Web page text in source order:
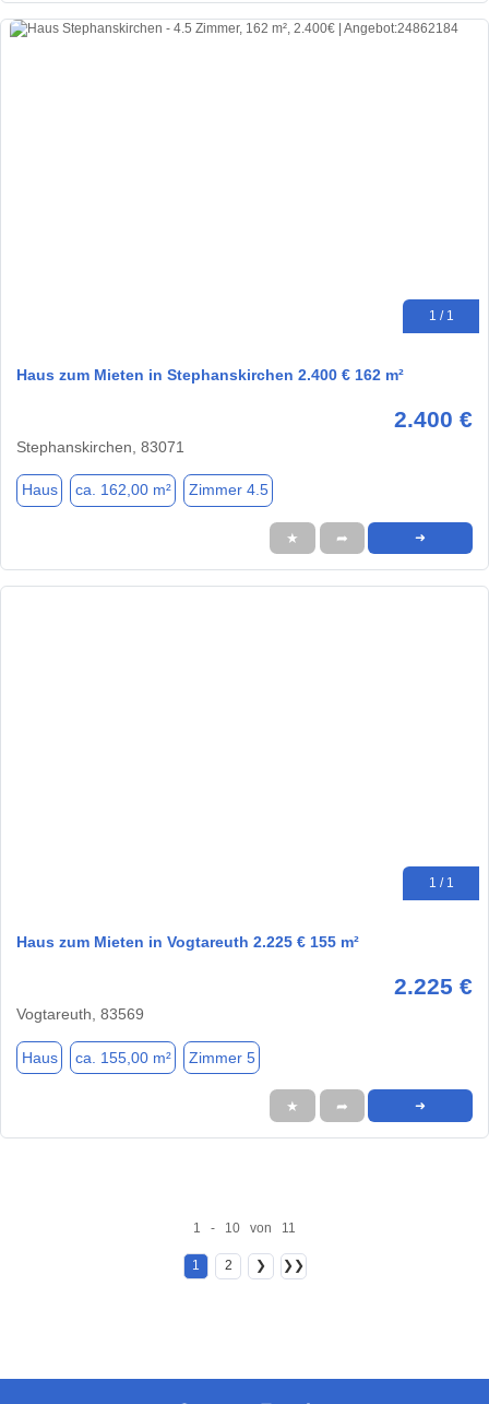
1 / 1
Haus zum Mieten in Stephanskirchen 2.400 € 162 m²
2.400 €
Stephanskirchen, 83071
Haus ca. 162,00 m² Zimmer 4.5
★ ➦ ➜
1 / 1
Haus zum Mieten in Vogtareuth 2.225 € 155 m²
2.225 €
Vogtareuth, 83569
Haus ca. 155,00 m² Zimmer 5
★ ➦ ➜
1 - 10 von 11
1 2 ❯ ❯❯